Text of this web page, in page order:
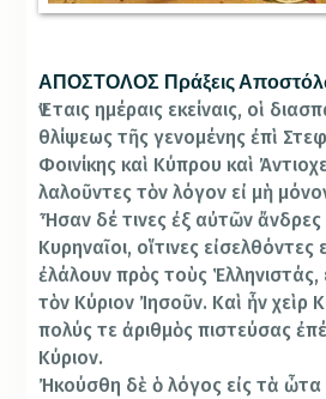
ΑΠΟΣΤΟΛΟΣ Πράξεις
Ἐν ταις ημέραις εκείναις, οἱ
θλίψεως τῆς γενομένης ἐπὶ
Φοινίκης καὶ Κύπρου καὶ
λαλοῦντες τὸν λόγον εἰ μὴ
Ἦσαν δέ τινες ἐξ αὐτῶν ἄνδρες
Κυρηναῖοι, οἵτινες εἰσελθόντες
ἐλάλουν πρὸς τοὺς Ἑλληνιστάς,
τὸν Κύριον Ἰησοῦν. Καὶ ἦν χεὶρ
πολύς τε ἀριθμὸς πιστεύσας
Κύριον.
Ἠκούσθη δὲ ὁ λόγος εἰς τὰ ὦτα